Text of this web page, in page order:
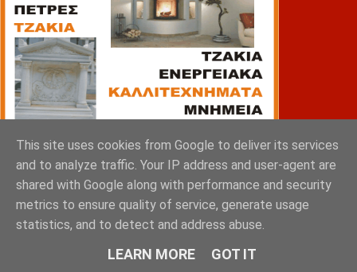
ΠΙΑΤΣΑ
This site uses cookies from Google to deliver its services
and to analyze traffic. Your IP address and user-agent are
shared with Google along with performance and security
metrics to ensure quality of service, generate usage
statistics, and to detect and address abuse.
LEARN MORE GOT IT